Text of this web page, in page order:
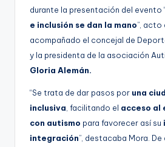
durante la presentación del evento
e inclusión se dan la mano”, acto
acompañado el concejal de
y la presidenta de la asociación
Gloria Alemán.
“Se trata de dar pasos por una
inclusiva , facilitando el acceso al
con autismo para favorecer así su
integración”, destacaba Mora.